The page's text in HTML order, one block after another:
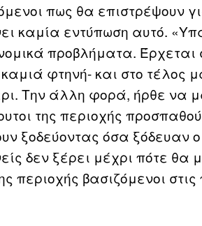
πως θα επιστρέψουν
καμία εντύπωση αυτό.
προβλήματα.
φτηνή- και στο τέλος
Την άλλη φορά, ήρθε να
της περιοχής
ξοδεύοντας όσα ξόδευαν
δεν ξέρει μέχρι πότε θα
περιοχής βασιζόμενοι